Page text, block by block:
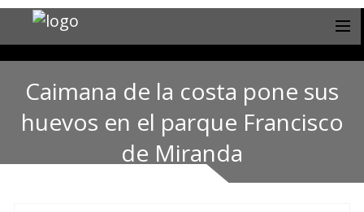
Caimana de la costa pone sus
huevos en el parque Francisco
de Miranda